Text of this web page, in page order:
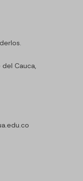
del Cauca,